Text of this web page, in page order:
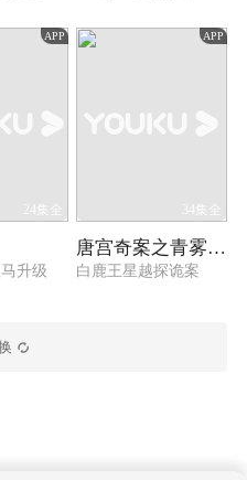
APP
24集全
升级
APP
34集全
唐宫奇案之青雾风鸣
白鹿王星越探诡案